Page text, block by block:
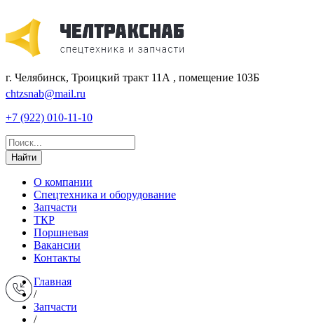
г. Челябинск, Троицкий тракт 11А , помещение 103Б
chtzsnab@mail.ru
+7 (922) 010-11-10
Найти
О компании
Спецтехника и оборудование
Запчасти
ТКР
Поршневая
Вакансии
Контакты
Главная
/
Запчасти
/